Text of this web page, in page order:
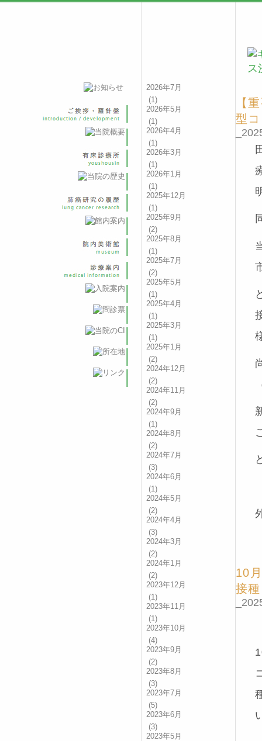
2026年7月
(1)
2026年5月
(1)
2026年4月
(1)
2026年3月
(1)
2026年1月
(1)
2025年12月
(1)
2025年9月
(2)
2025年8月
(1)
2025年7月
(2)
2025年5月
(1)
2025年4月
(1)
2025年3月
(1)
2025年1月
(2)
2024年12月
(2)
2024年11月
(2)
2024年9月
(1)
2024年8月
(2)
2024年7月
(3)
2024年6月
(1)
2024年5月
(2)
2024年4月
(3)
2024年3月
(2)
2024年1月
(2)
2023年12月
(1)
2023年11月
(1)
2023年10月
(4)
2023年9月
(2)
2023年8月
(3)
2023年7月
(5)
2023年6月
(3)
2023年5月
【
型
10
接